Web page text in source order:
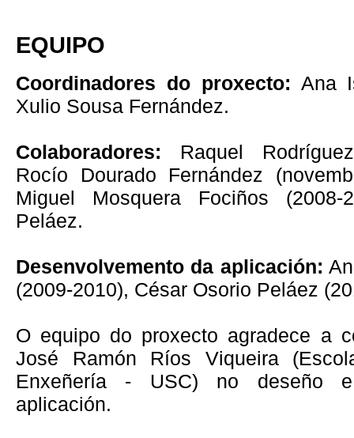
EQUIPO
Coordinadores do proxecto: Ana
Xulio Sousa Fernández.
Colaboradores: Raquel
Rocío Dourado Fernández
Miguel Mosquera Fociños
Peláez.
Desenvolvemento da aplicación:
(2009-2010), César Osorio Peláez
O equipo do proxecto agradece a
José Ramón Ríos Viqueira
Enxeñería - USC) no deseño e
aplicación.